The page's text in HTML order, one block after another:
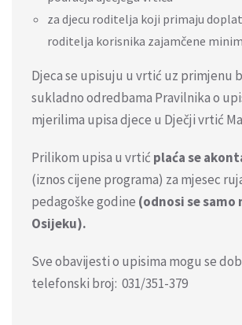
za djecu roditelja koji primaju
roditelja korisnika zajamčene
Djeca se upisuju u vrtić uz primjenu
sukladno odredbama Pravilnika o
mjerilima upisa djece u Dječji vrtić
Prilikom upisa u vrtić plaća se
(iznos cijene programa) za mjesec
pedagoške godine (odnosi se samo
Osijeku).
Sve obavijesti o upisima mogu se
telefonski broj: 031/351-379